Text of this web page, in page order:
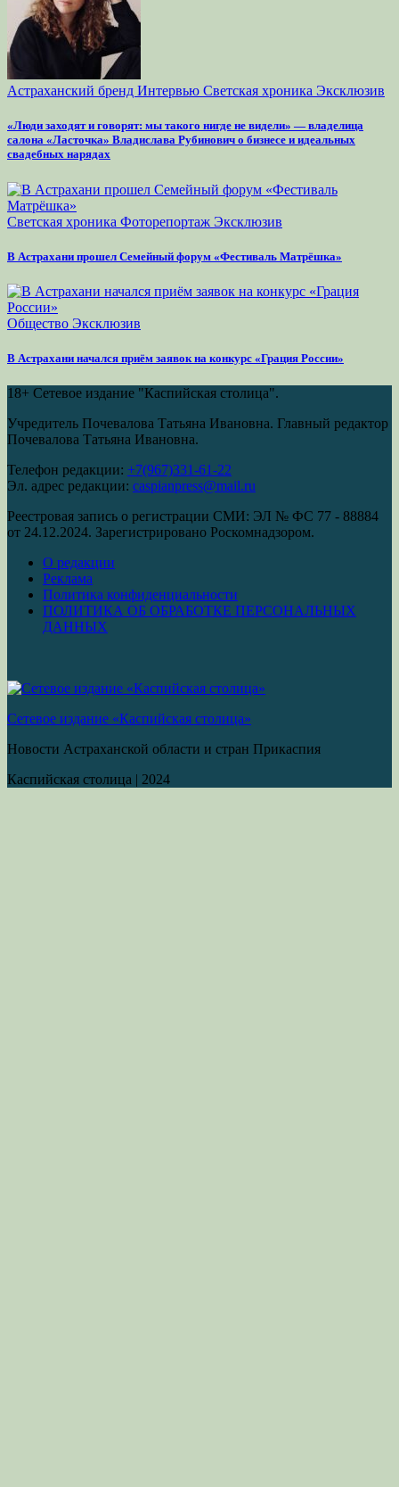
Астраханский бренд Интервью Светская хроника Эксклюзив
«Люди заходят и говорят: мы такого нигде не видели» — владелица
салона «Ласточка» Владислава Рубинович о бизнесе и идеальных
свадебных нарядах
Светская хроника Фоторепортаж Эксклюзив
В Астрахани прошел Семейный форум «Фестиваль Матрёшка»
Общество Эксклюзив
В Астрахани начался приём заявок на конкурс «Грация России»
18+ Сетевое издание "Каспийская столица".
Учредитель Почевалова Татьяна Ивановна. Главный редактор
Почевалова Татьяна Ивановна.
Телефон редакции: +7(967)331-61-22
Эл. адрес редакции: caspianpress@mail.ru
Реестровая запись о регистрации СМИ: ЭЛ № ФС 77 - 88884
от 24.12.2024. Зарегистрировано Роскомнадзором.
О редакции
Реклама
Политика конфиденциальности
ПОЛИТИКА ОБ ОБРАБОТКЕ ПЕРСОНАЛЬНЫХ
ДАННЫХ
Сетевое издание «Каспийская столица»
Новости Астраханской области и стран Прикаспия
Каспийская столица | 2024